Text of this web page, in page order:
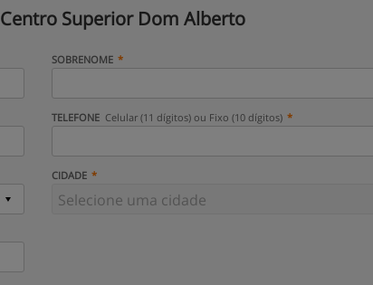
Centro Superior Dom Alberto
SOBRENOME
TELEFONE Celular (11 dígitos) ou Fixo (10 dígitos)
CIDADE